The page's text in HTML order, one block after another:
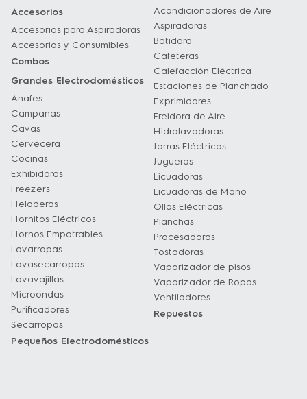
Accesorios
Accesorios para Aspiradoras
Accesorios y Consumibles
Combos
Grandes Electrodomésticos
Anafes
Campanas
Cavas
Cervecera
Cocinas
Exhibidoras
Freezers
Heladeras
Hornitos Eléctricos
Hornos Empotrables
Lavarropas
Lavasecarropas
Lavavajillas
Microondas
Purificadores
Secarropas
Pequeños Electrodomésticos
Acondicionadores de Aire
Aspiradoras
Batidora
Cafeteras
Calefacción Eléctrica
Estaciones de Planchado
Exprimidores
Freidora de Aire
Hidrolavadoras
Jarras Eléctricas
Jugueras
Licuadoras
Licuadoras de Mano
Ollas Eléctricas
Planchas
Procesadoras
Tostadoras
Vaporizador de pisos
Vaporizador de Ropas
Ventiladores
Repuestos